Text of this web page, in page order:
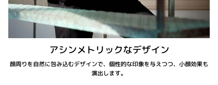
アシンメトリックなデザイン
顔周りを自然に包み込むデザインで、個性的な印象を与えつつ、小顔効果も
演出します。